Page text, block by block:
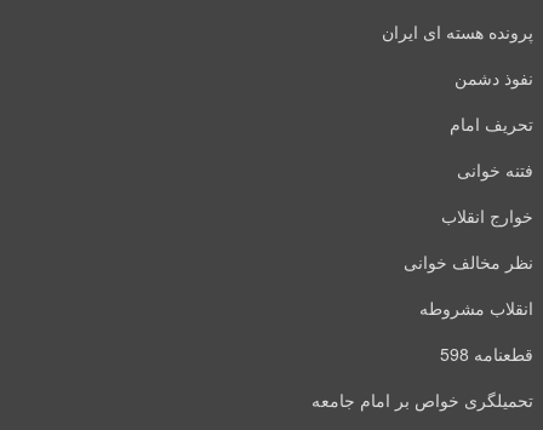
پرونده هسته ای ایران
نفوذ دشمن
تحریف امام
فتنه خوانی
خوارج انقلاب
نظر مخالف خوانی
انقلاب مشروطه
قطعنامه 598
تحمیلگری خواص بر امام جامعه